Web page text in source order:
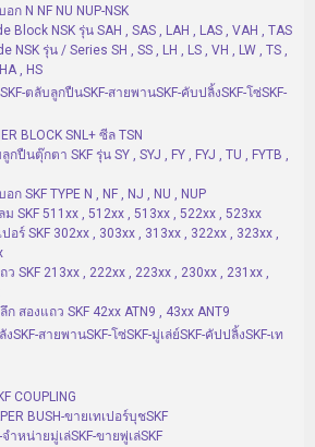
N NF NU NUP-NSK
NSK รุ่น SAH , SAS , LAH , LAS , VAH , TAS
NSK รุ่น / Series SH , SS , LH , LS , VH , LW , TS ,
, HS
ตลับลูกปืนSKF-สายพานSKF-คับปลิ้งSKF-โซ่SKF-
BLOCK SNL+ ซีล TSN
นตุ๊กตา SKF รุ่น SY , SYJ , FY , FYJ , TU , FYTB ,
SKF TYPE N , NF , NJ , NU , NUP
SKF 511xx , 512xx , 513xx , 522xx , 523xx
อร์ SKF 302xx , 303xx , 313xx , 322xx , 323xx ,
SKF 213xx , 222xx , 223xx , 230xx , 231xx ,
สองแถว SKF 42xx ATN9 , 43xx ANT9
สายพานSKF-โซ่SKF-มู่เล่ย์SKF-คัปปลิ้งSKF-เท
COUPLING
BUSH-ขายเทเปอร์บุชSKF
จำหน่ายมู่เล่SKF-ขายพู่เล่SKF